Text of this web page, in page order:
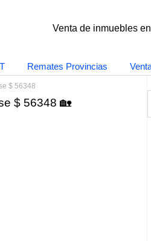
Venta de inmuebles
Remates Provincias
$ 56348
$ 56348 🏡